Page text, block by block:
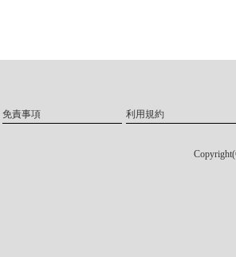
免責事項 利用規約